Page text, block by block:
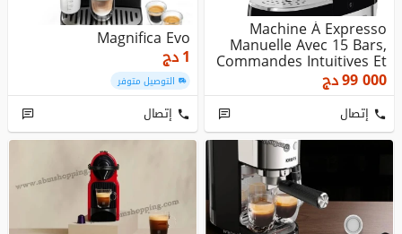
Machine À Expresso
Manuelle Avec 15 Bars,
Commandes Intuitives Et
Dose...
99 000دج
إتصال
Magnifica Evo
1دج
التوصيل متوفر
إتصال